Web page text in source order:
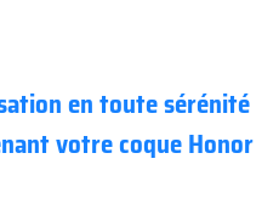
en toute sérénité
votre coque Honor